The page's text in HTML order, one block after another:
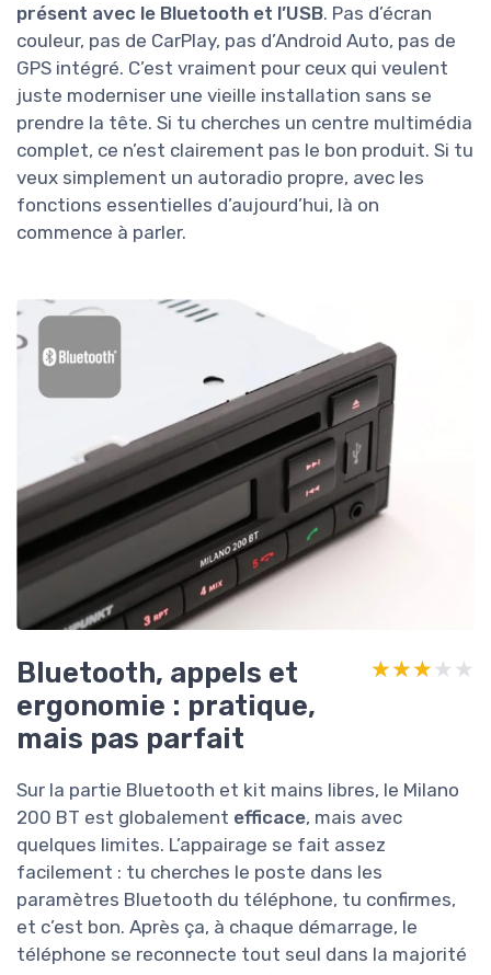
présent avec le Bluetooth et l’USB. Pas d’écran
couleur, pas de CarPlay, pas d’Android Auto, pas de
GPS intégré. C’est vraiment pour ceux qui veulent
juste moderniser une vieille installation sans se
prendre la tête. Si tu cherches un centre multimédia
complet, ce n’est clairement pas le bon produit. Si tu
veux simplement un autoradio propre, avec les
fonctions essentielles d’aujourd’hui, là on
commence à parler.
Bluetooth, appels et
ergonomie : pratique,
mais pas parfait
★★★★★
★★★★★
Sur la partie Bluetooth et kit mains libres, le Milano
200 BT est globalement efficace, mais avec
quelques limites. L’appairage se fait assez
facilement : tu cherches le poste dans les
paramètres Bluetooth du téléphone, tu confirmes,
et c’est bon. Après ça, à chaque démarrage, le
téléphone se reconnecte tout seul dans la majorité